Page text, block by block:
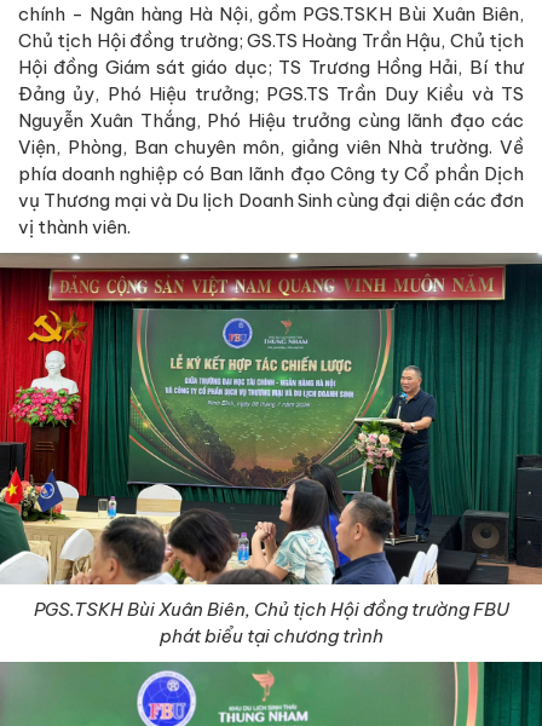
chính - Ngân hàng Hà Nội, gồm PGS.TSKH Bùi Xuân Biên,
Chủ tịch Hội đồng trường; GS.TS Hoàng Trần Hậu, Chủ tịch
Hội đồng Giám sát giáo dục; TS Trương Hồng Hải, Bí thư
Đảng ủy, Phó Hiệu trưởng; PGS.TS Trần Duy Kiều và TS
Nguyễn Xuân Thắng, Phó Hiệu trưởng cùng lãnh đạo các
Viện, Phòng, Ban chuyên môn, giảng viên Nhà trường. Về
phía doanh nghiệp có Ban lãnh đạo Công ty Cổ phần Dịch
vụ Thương mại và Du lịch Doanh Sinh cùng đại diện các đơn
vị thành viên.
PGS.TSKH Bùi Xuân Biên, Chủ tịch Hội đồng trường FBU
phát biểu tại chương trình